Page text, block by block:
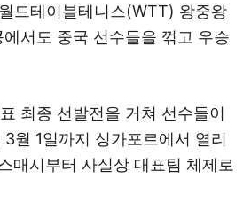
드테이블테니스(WTT) 왕중왕
서도 중국 선수들을 꺾고 우승
최종 선발전을 거쳐 선수들이
월 1일까지 싱가포르에서 열리
매시부터 사실상 대표팀 체제로